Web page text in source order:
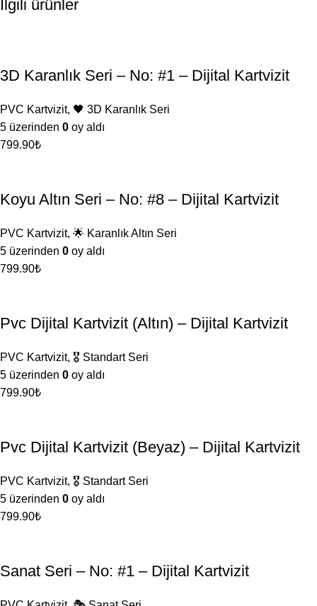
İlgili ürünler
3D Karanlık Seri – No: #1 – Dijital Kartvizit
PVC Kartvizit, 🖤 3D Karanlık Seri
5 üzerinden 0 oy aldı
799.90₺
Koyu Altın Seri – No: #8 – Dijital Kartvizit
PVC Kartvizit, 🌟 Karanlık Altın Seri
5 üzerinden 0 oy aldı
799.90₺
Pvc Dijital Kartvizit (Altın) – Dijital Kartvizit
PVC Kartvizit, 🎖️ Standart Seri
5 üzerinden 0 oy aldı
799.90₺
Pvc Dijital Kartvizit (Beyaz) – Dijital Kartvizit
PVC Kartvizit, 🎖️ Standart Seri
5 üzerinden 0 oy aldı
799.90₺
Sanat Seri – No: #1 – Dijital Kartvizit